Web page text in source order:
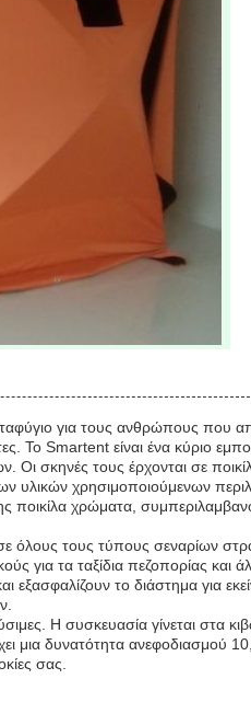
για τους ανθρώπους που
Το Smartent είναι ένα
σκηνές τους έρχονται σε
χρησιμοποιούμενων
χρώματα,
όλους τους τύπους σεναρίων
για τα ταξίδια πεζοπορίας
το διάστημα για
Η συσκευασία γίνεται
δυνατότητα ανεφοδιασμού
σας.